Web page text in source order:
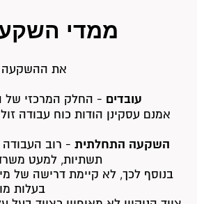
ממדי
את ההשקעה
עובדים - החלק המרכזי של
אמנם עסקינן הודות כוח עבודה
השקעה התחלתית - רוב
תשתיות, למעט
בנוסף לכך, לא קיימת דרישה של
בעלות